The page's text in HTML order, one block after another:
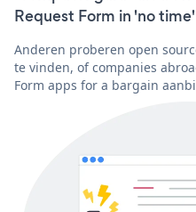
Request Form in 'no
Anderen proberen open
te vinden, of companies
Form apps for a bargain